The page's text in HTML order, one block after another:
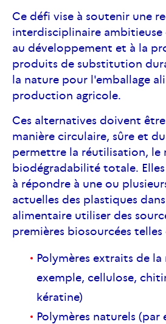
Ce défi vise à soutenir une
interdisciplinaire ambitieuse
au développement et à la
produits de substitution
la nature pour l'emballage
production agricole.
Ces alternatives doivent
manière circulaire, sûre et
permettre la réutilisation, le
biodégradabilité totale.
à répondre à une ou
actuelles des plastiques
alimentaire utiliser des
premières biosourcées telles
Polymères extraits de
exemple, cellulose,
kératine)
Polymères naturels (par